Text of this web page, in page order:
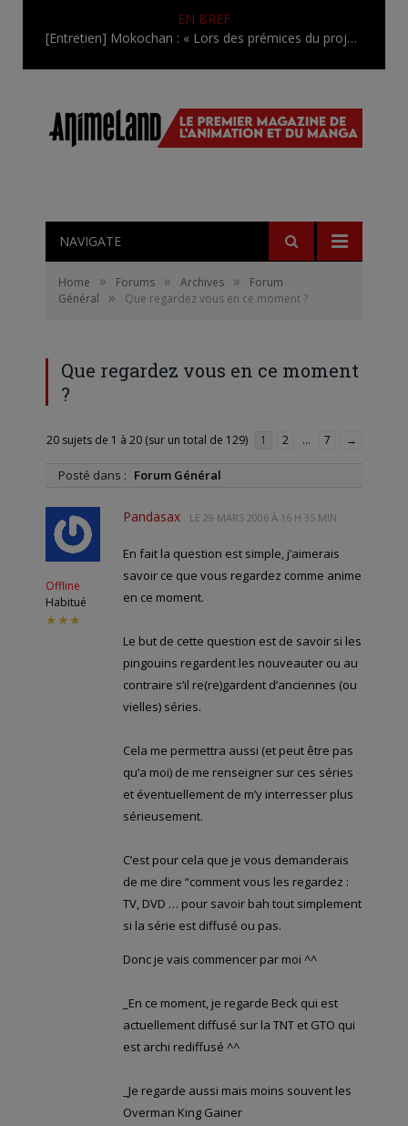
EN BREF
[Entretien] Mokochan : « Lors des prémices du projet, il était déjà demandé de suivre au mieux le manga originel.»
NAVIGATE
Home » Forums » Archives »
Forum
Général
» Que regardez vous en ce moment ?
Que regardez vous en ce moment
?
20 sujets de 1 à 20 (sur un total de 129) 1 2 … 7 →
Posté dans : Forum Général
Offline
Habitué
★★★
Pandasax LE 29 MARS 2006 À 16 H 35 MIN
En fait la question est simple, j’aimerais
savoir ce que vous regardez comme anime
en ce moment.
Le but de cette question est de savoir si les
pingouins regardent les nouveauter ou au
contraire s’il re(re)gardent d’anciennes (ou
vielles) séries.
Cela me permettra aussi (et peut être pas
qu’a moi) de me renseigner sur ces séries
et éventuellement de m’y interresser plus
sérieusement.
C’est pour cela que je vous demanderais
de me dire “comment vous les regardez :
TV, DVD … pour savoir bah tout simplement
si la série est diffusé ou pas.
Donc je vais commencer par moi ^^
_En ce moment, je regarde Beck qui est
actuellement diffusé sur la TNT et GTO qui
est archi rediffusé ^^
_Je regarde aussi mais moins souvent les
Overman King Gainer